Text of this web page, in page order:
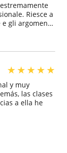
Riesce a
gli argomenti
★★★★★
y muy
las clases
a ella he